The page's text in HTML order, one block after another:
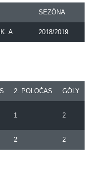
SEZÓNA
A 2018/2019
2. POLOČAS GÓLY
1 2
2 2